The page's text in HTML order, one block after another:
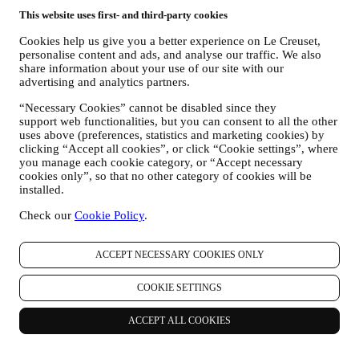
This website uses first- and third-party cookies
Cookies help us give you a better experience on Le Creuset,
personalise content and ads, and analyse our traffic. We also
share information about your use of our site with our
advertising and analytics partners.
“Necessary Cookies” cannot be disabled since they
support web functionalities, but you can consent to all the other
uses above (preferences, statistics and marketing cookies) by
clicking “Accept all cookies”, or click “Cookie settings”, where
you manage each cookie category, or “Accept necessary
cookies only”, so that no other category of cookies will be
installed.
Check our Cookie Policy.
ACCEPT NECESSARY COOKIES ONLY
COOKIE SETTINGS
ACCEPT ALL COOKIES
de marketing e experiência de cliente personalizada;
(b) às entidades Le Creuset locais o benefício e a implementação
dessa estratégia, assim como o desenvolvimento independente de
comunicações/iniciativas de marketing a nível local (dentro de um
país específico);
resposta aos pedidos relativos aos direitos dos titulares dos dados
pessoais.
3. POR QUE REUNIMOS ESTA INFORMAÇÃO?
Podemos processar os seus dados para os seguintes fins:
PARA AS NOSSAS OBRIGAÇÕES LEGAIS. Podemos ter
que processar alguns dados sobre si para cumprir nossas
obrigações legais e outras decorrentes de instruções recebidas
das autoridades.
PARA CRIAR UMA CONTA LE CREUSET. Usaremos os
seus dados para criar uma conta Le Creuset que lhe dará
acesso a uma série de vantagens dedicadas a usuários
registrados, para aproveitar melhor os nossos serviços, como
check-out mais rápido, guardar vários endereços de entrega,
visualizar e acompanhar pedidos. Esta atividade de
processamento é necessária pois permite-nos fornecer-lhe